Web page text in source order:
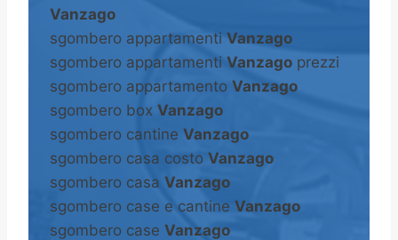
Vanzago
sgombero appartamenti Vanzago
sgombero appartamenti Vanzago prezzi
sgombero appartamento Vanzago
sgombero box Vanzago
sgombero cantine Vanzago
sgombero casa costo Vanzago
sgombero casa Vanzago
sgombero case e cantine Vanzago
sgombero case Vanzago